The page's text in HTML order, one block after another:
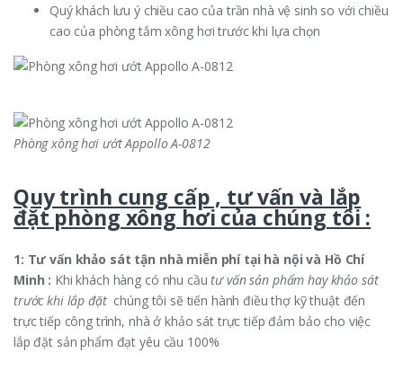
Quý khách lưu ý chiều cao của trần nhà vệ sinh so với chiều
cao của phòng tắm xông hơi trước khi lựa chọn
Phòng xông hơi ướt Appollo A-0812
Quy trình cung cấp , tư vấn và lắp
đặt phòng xông hơi của chúng tôi :
1: Tư vấn khảo sát tận nhà miễn phí tại hà nội và Hồ Chí
Minh : Khi khách hàng có nhu cầutư vấn sản phẩm hay khảo sát
trước khi lắp đặt chúng tôi sẽ tiến hành điều thợ kỹ thuật đến
trực tiếp công trình, nhà ở khảo sát trực tiếp đảm bảo cho việc
lắp đặt sản phẩm đạt yêu cầu 100%